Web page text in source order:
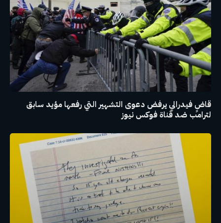
قاضٍ فيدرالي يرفض دعوى التشهير التي رفعها مؤيد سابق
لترامب ضد قناة فوكس نيوز